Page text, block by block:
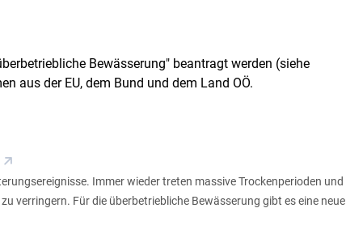
Bewässerung" beantragt werden (siehe
aus der EU, dem Bund und dem Land OÖ.
Immer wieder treten massive Trockenperioden und
verringern. Für die überbetriebliche Bewässerung gibt es eine neue